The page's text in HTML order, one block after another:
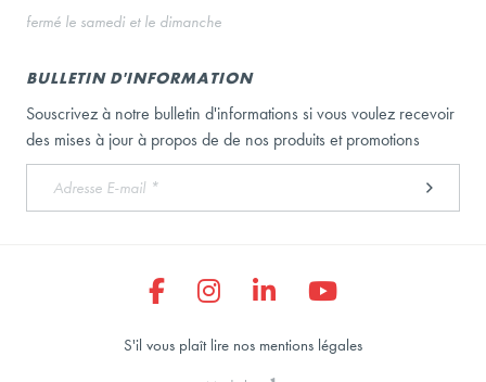
fermé le samedi et le dimanche
BULLETIN D'INFORMATION
Souscrivez à notre bulletin d'informations si vous voulez recevoir
des mises à jour à propos de de nos produits et promotions
S'il vous plaît lire nos mentions légales